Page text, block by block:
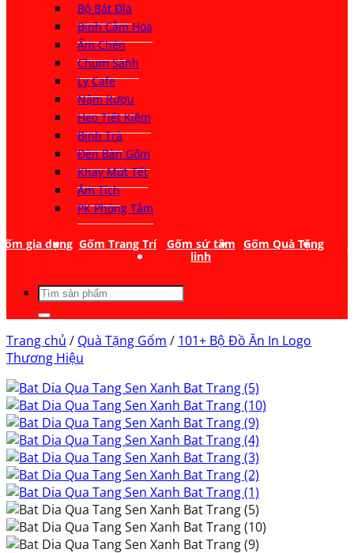
Bộ Bát Đĩa
Bình Cắm Hoa
Ấm Chén
Chum Sành
Ly Cafe
Nậm Rượu
Heo Tiết Kiệm
Bình Trà
Đèn Bàn Gốm
Khay Mứt Tết
Ấm Tích
PK Phòng Tắm
gia dụng Gốm Trang Trí
Gốm sứ tâm
linh
Gốm Quà Tặng
Tìm
kiếm:
Trang chủ / Quà Tặng Gốm / 101+ Bộ Đồ Ăn In Logo
Thương Hiệu